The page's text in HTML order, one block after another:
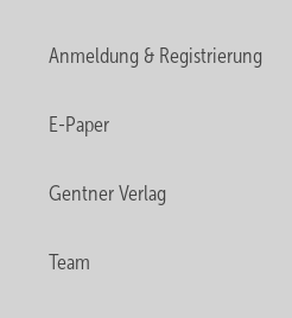
Anmeldung & Registrierung
E-Paper
Gentner Verlag
Team